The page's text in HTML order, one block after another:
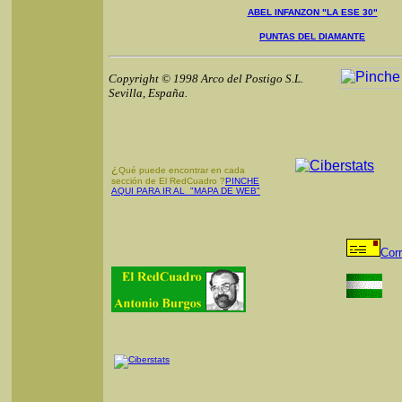
ABEL INFANZON "LA ESE 30"
PUNTAS DEL DIAMANTE
Copyright © 1998 Arco del Postigo S.L.
Sevilla, España.
¿ Qué puede encontrar en cada
sección de El RedCuadro ?PINCHE
AQUI PARA IR AL "MAPA DE WEB"